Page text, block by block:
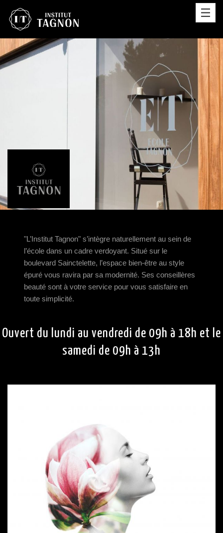
"L’Institut Tagnon" s’intègre naturellement au sein de
l’école dans un cadre verdoyant. Situé sur le
boulevard Sainctelette, l’espace bien-être au style
épuré vous ravira par sa modernité. Ses conseillères
beauté sont à votre service pour vous satisfaire en
toute simplicité.
Ouvert du lundi au vendredi de 09h à 18h et le
samedi de 09h à 13h